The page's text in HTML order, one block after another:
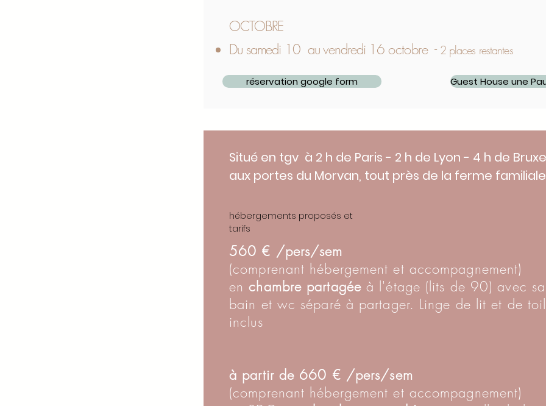
OCTOBRE
Du samedi 10 au vendredi 16octobre - 2 places restantes
réservation google form Guest House une
Situé en tgv à 2 h de Paris - 2 h de Lyon - 4 h de
aux portes du Morvan, tout près de la ferme familiale
hébergements proposés et
tarifs
560 € /pers/sem
(comprenant hébergement et accompagnement)
enchambre partagéeà l'étage (lits de 90) avec
bain et wc séparé à partager. Linge de lit et de
inclus
à partir de 660 € /pers/sem
(comprenant hébergement et accompagnement)